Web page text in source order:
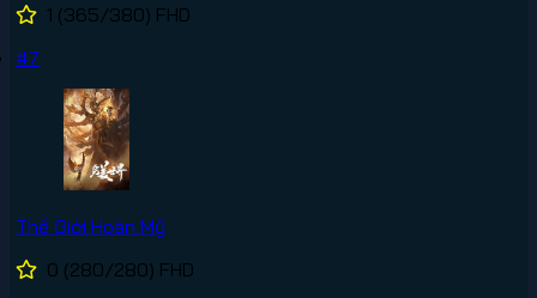
1 (365/380) FHD
#7
Thế Giới Hoàn Mỹ
0 (280/280) FHD